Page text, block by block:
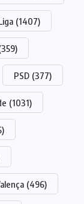
(1407)
PSD (377)
(1031)
(496)